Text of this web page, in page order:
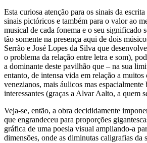
Esta curiosa atenção para os sinais da
sinais pictóricos e também para o valor ao
musical de cada fonema e o seu significado
tão somente na presença aqui de dois
Serrão e José Lopes da Silva que
o problema da relação entre letra e som),
a dominante deste pavilhão que – na sua
entanto, de intensa vida em relação a
venezianos, mais áulicos mas espacialmente
interessantes (graças a Alvar Aalto, a quem
Veja-se, então, a obra decididamente
que engrandeceu para proporções
gráfica de uma poesia visual ampliando-a
dimensões, onde as diminutas caligrafias da